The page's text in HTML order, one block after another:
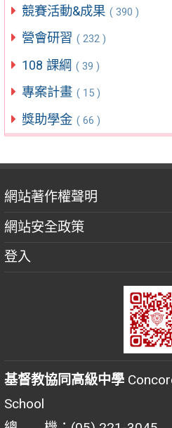
競賽活動&成果 ( 390 )
營會研習 ( 232 )
108 課綱 ( 39 )
專案計畫 ( 15 )
獎助學金 ( 66 )
網站著作權聲明
網站安全政策
登入
基督教協同高級中學
School